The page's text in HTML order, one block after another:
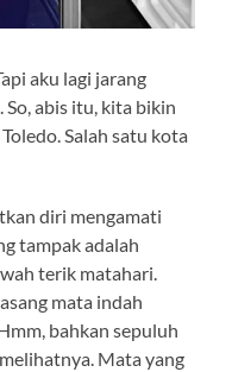
aku lagi jarang
abis itu, kita bikin
Salah satu kota
diri mengamati
tampak adalah
terik matahari.
mata indah
bahkan sepuluh
Mata yang